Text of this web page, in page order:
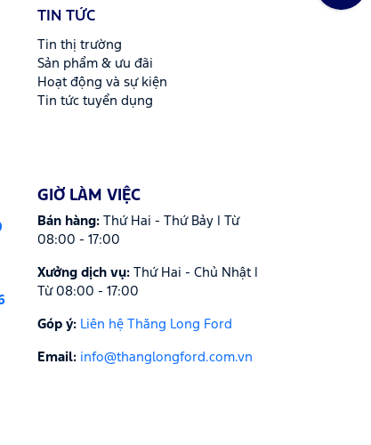
TIN TỨC
Tin thị trường
Sản phẩm & ưu đãi
Hoạt động và sự kiện
Tin tức tuyển dụng
GIỜ LÀM VIỆC
Bán hàng:
Thứ Hai - Thứ Bảy | Từ
08:00 - 17:00
Xưởng dịch vụ:
Thứ Hai - Chủ Nhật |
Từ 08:00 - 17:00
Góp ý: Liên hệ Thăng Long Ford
Email: info@thanglongford.com.vn